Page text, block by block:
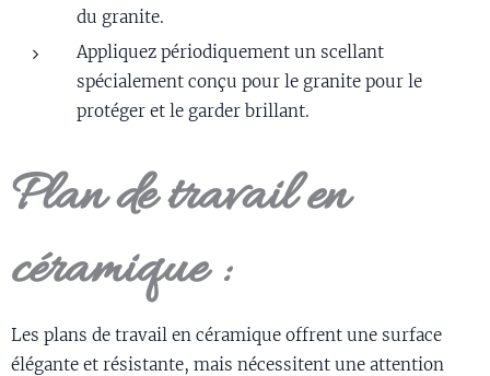
du granite.
Appliquez périodiquement un scellant
spécialement conçu pour le granite pour le
protéger et le garder brillant.
Plan de travail en
céramique :
Les plans de travail en céramique offrent une surface
élégante et résistante, mais nécessitent une attention